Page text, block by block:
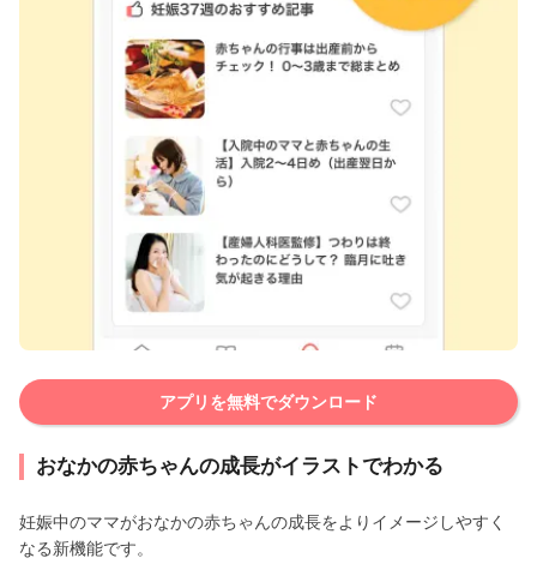
アプリを無料でダウンロード
おなかの赤ちゃんの成長がイラストでわかる
妊娠中のママがおなかの赤ちゃんの成長をよりイメージしやすく
なる新機能です。